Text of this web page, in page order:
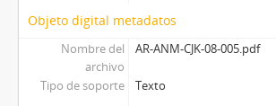
Objeto digital metadatos
Nombre del
archivo
AR-ANM-CJK-08-005.pdf
Tipo de soporte
Texto